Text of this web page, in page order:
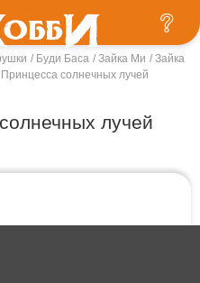
Буди Баса Зайка Ми
Зайка
солнечных лучей
лучей